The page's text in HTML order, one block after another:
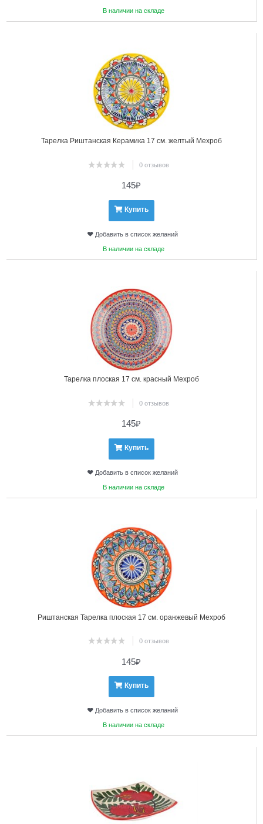
В наличии на складе
Тарелка Риштанская Керамика 17 см. желтый Мехроб
0 отзывов
145₽
Купить
Добавить в список желаний
В наличии на складе
Тарелка плоская 17 см. красный Мехроб
0 отзывов
145₽
Купить
Добавить в список желаний
В наличии на складе
Риштанская Тарелка плоская 17 см. оранжевый Мехроб
0 отзывов
145₽
Купить
Добавить в список желаний
В наличии на складе